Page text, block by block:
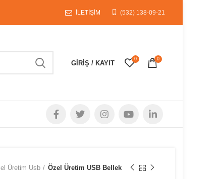
İLETİŞİM (532) 138-09-21
GIRIŞ / KAYIT
0 0
Üretim Usb Özel Üretim USB Bellek